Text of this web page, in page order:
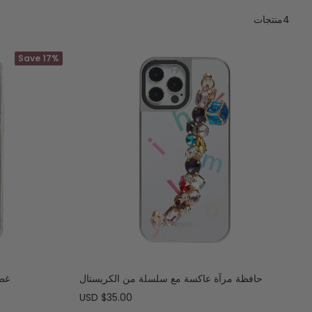
4منتجات
حافظة مرآة عاكسة مع سلسلة من الكريستال
السعر
$35.00 USD
Save 17%